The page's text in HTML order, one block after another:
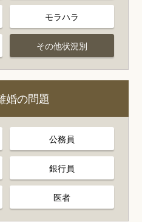
モラハラ
その他状況別
婚の問題
公務員
銀行員
医者